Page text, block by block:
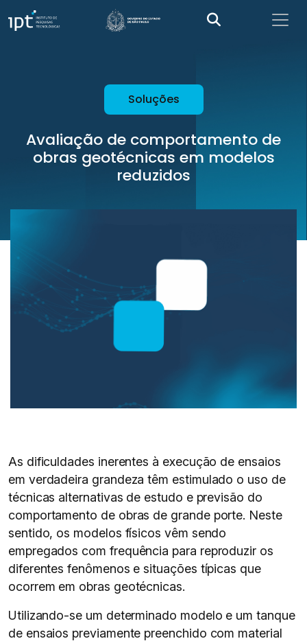
Soluções
Avaliação de comportamento de
obras geotécnicas em modelos
reduzidos
As dificuldades inerentes à execução de ensaios
em verdadeira grandeza têm estimulado o uso de
técnicas alternativas de estudo e previsão do
comportamento de obras de grande porte. Neste
sentido, os modelos físicos vêm sendo
empregados com frequência para reproduzir os
diferentes fenômenos e situações típicas que
ocorrem em obras geotécnicas.
Utilizando-se um determinado modelo e um tanque
de ensaios previamente preenchido com material